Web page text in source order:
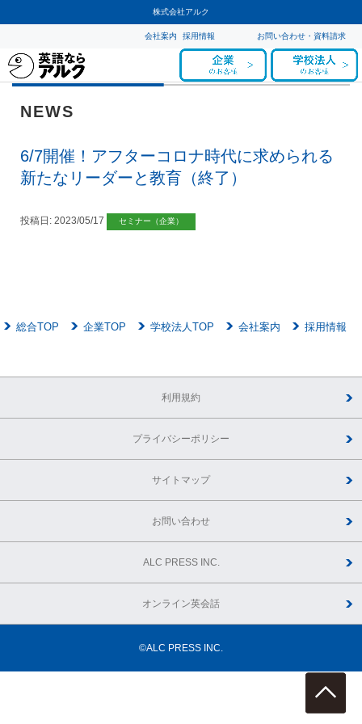
株式会社アルク
お問い合わせ・資料請求
採用情報
会社案内
NEWS
6/7開催！アフターコロナ時代に求められる
新たなリーダーと教育（終了）
投稿日: 2023/05/17 セミナー（企業）
総合TOP 企業TOP 学校法人TOP 会社案内 採用情報
利用規約
プライバシーポリシー
サイトマップ
お問い合わせ
ALC PRESS INC.
オンライン英会話
©ALC PRESS INC.